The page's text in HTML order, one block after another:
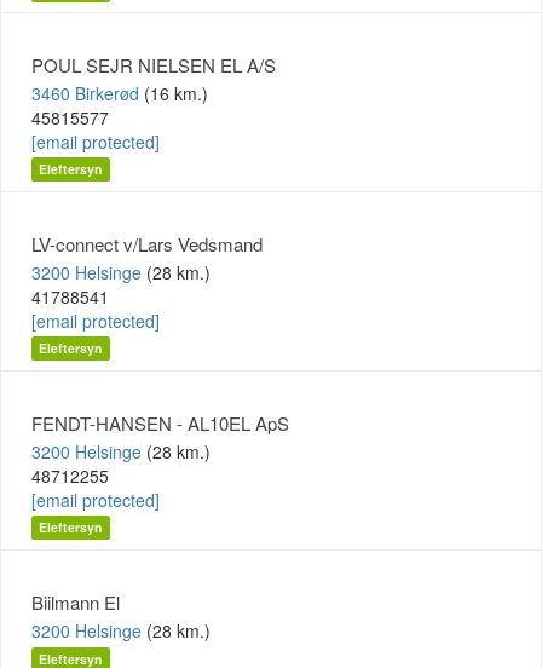
POUL SEJR NIELSEN EL A/S
3460 Birkerød (16 km.)
45815577
[email protected]
Eleftersyn
LV-connect v/Lars Vedsmand
3200 Helsinge (28 km.)
41788541
[email protected]
Eleftersyn
FENDT-HANSEN - AL10EL ApS
3200 Helsinge (28 km.)
48712255
[email protected]
Eleftersyn
Biilmann El
3200 Helsinge (28 km.)
Eleftersyn